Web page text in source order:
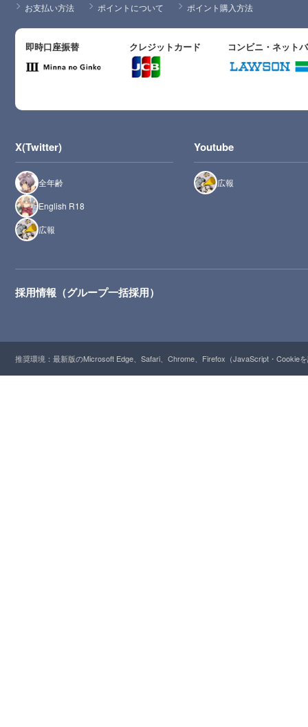
お支払い方法 ポイントについて ポイント購入方法
即時口座振替 クレジットカード コンビニ・ネット
X(Twitter)
全年齢
English R18
広報
Youtube
広報
採用情報（グループ一括採用）
推奨環境：最新版のMicrosoft Edge、Safari、Chrome、Firefox（JavaScript・Cookie